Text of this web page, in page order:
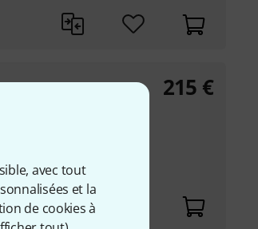
avec tout
et la
de cookies à
215 €